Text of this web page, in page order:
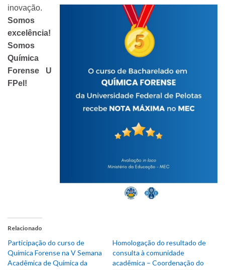
inovação.
Somos
excelência!
Somos
Química
Forense U
FPel!
Relacionado
Participação do curso de
Química Forense na V Semana
Acadêmica de Química da
Homologação do resultado de
consulta à comunidade
acadêmica – Coordenação do